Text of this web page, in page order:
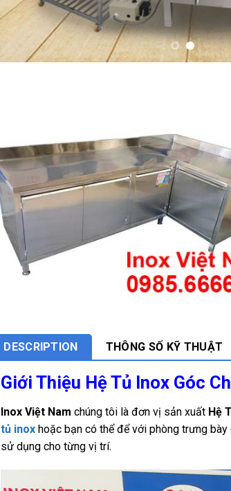
DESCRIPTION THÔNG SỐ KỸ THUẬT
Giới Thiệu Hệ Tủ Inox Góc
Inox Việt Nam chúng tôi là đơn vị sản xuất Hệ
tủ inox hoặc bạn có thể để với phòng trưng
sử dụng cho từng vị trí.